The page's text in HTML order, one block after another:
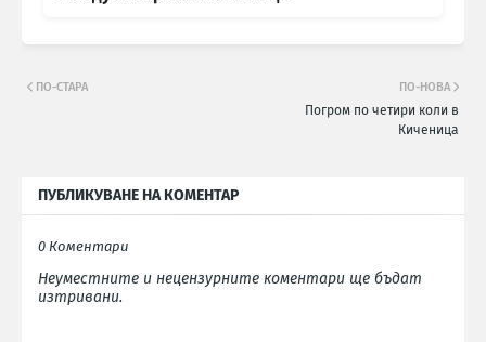
ПО-НОВА
Погром по четири коли в
Киченица
ПО-СТАРА
ПУБЛИКУВАНЕ НА КОМЕНТАР
0 Коментари
Неуместните и нецензурните коментари ще бъдат
изтривани.